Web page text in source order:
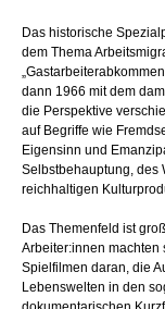
Das historische
dem Thema
dann 1966 mit dem
die Perspektive
auf Begriffe wie
Eigensinn und
Selbstbehauptung, des
reichhaltigen
Das Themenfeld ist
Arbeiter:innen machten
Spielfilmen daran, die
Lebenswelten in den